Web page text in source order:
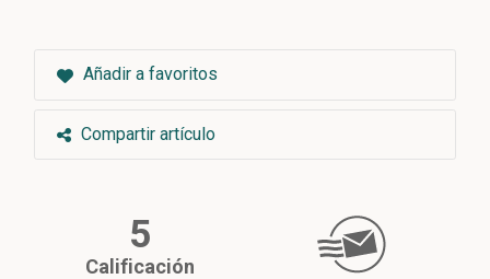
Añadir a favoritos
Compartir artículo
5
Calificación